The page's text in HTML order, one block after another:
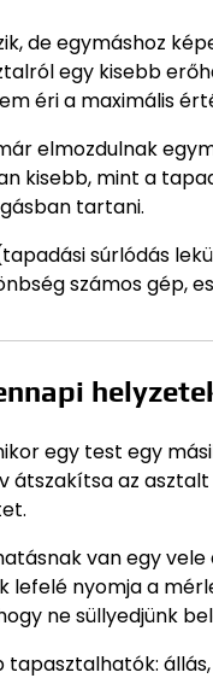
de egymáshoz
egy kisebb
éri a maximális
elmozdulnak
kisebb, mint a
tartani.
súrlódás
számos gép,
egy test egy
az
van egy
nyomja a
ne süllyedjünk
állás,